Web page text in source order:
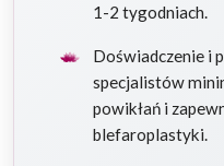
1-2 tygodniach.
Doświadczenie i
specjalistów
powikłań i
blefaroplastyki.